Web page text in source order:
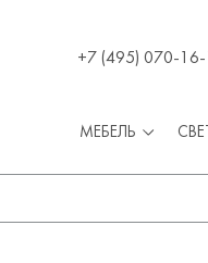
+7 (495) 070-
МЕБЕЛЬ